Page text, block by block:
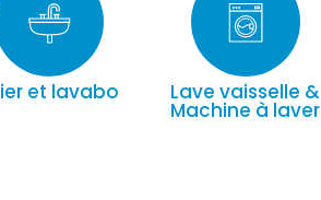
et lavabo Lave vaisselle &
Machine à laver